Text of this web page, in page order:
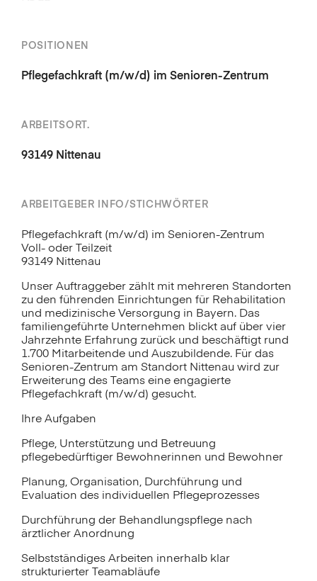
POSITIONEN
Pflegefachkraft (m/w/d) im Senioren-Zentrum
ARBEITSORT.
93149 Nittenau
ARBEITGEBER INFO/STICHWÖRTER
Pflegefachkraft (m/w/d) im Senioren-Zentrum
Voll- oder Teilzeit
93149 Nittenau
Unser Auftraggeber zählt mit mehreren Standorten
zu den führenden Einrichtungen für Rehabilitation
und medizinische Versorgung in Bayern. Das
familiengeführte Unternehmen blickt auf über vier
Jahrzehnte Erfahrung zurück und beschäftigt rund
1.700 Mitarbeitende und Auszubildende. Für das
Senioren-Zentrum am Standort Nittenau wird zur
Erweiterung des Teams eine engagierte
Pflegefachkraft (m/w/d) gesucht.
Ihre Aufgaben
Pflege, Unterstützung und Betreuung
pflegebedürftiger Bewohnerinnen und Bewohner
Planung, Organisation, Durchführung und
Evaluation des individuellen Pflegeprozesses
Durchführung der Behandlungspflege nach
ärztlicher Anordnung
Selbstständiges Arbeiten innerhalb klar
strukturierter Teamabläufe